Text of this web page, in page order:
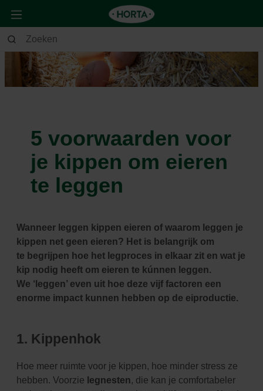
5 voorwaarden voor
je kippen om eieren
te leggen
Wanneer leggen kippen eieren of waarom leggen je
kippen net geen eieren? Het is belangrijk om
te begrijpen hoe het legproces in elkaar zit en wat je
kip nodig heeft om eieren te kúnnen leggen.
We ‘leggen’ even uit hoe deze vijf factoren een
enorme impact kunnen hebben op de eiproductie.
1. Kippenhok
Hoe meer ruimte voor je kippen, hoe minder stress ze
hebben. Voorzie legnesten, die kan je comfortabeler